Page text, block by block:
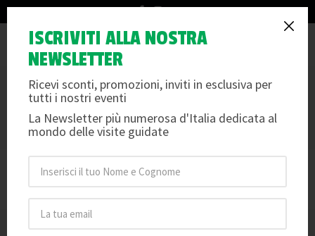
info@arteemusei.com
La vendita dei biglietti è chiusa per questa data.
IL TEATRO LA FENICE
Per info e dettagli scorri oltre le date e le foto
Le date non sono disponibili per la prenotazione.
ISCRIVITI ALLA NOSTRA
NEWSLETTER
Ricevi sconti, promozioni, inviti in esclusiva per
tutti i nostri eventi
La Newsletter più numerosa d'Italia dedicata al
mondo delle visite guidate